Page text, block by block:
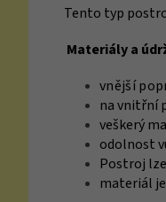
Tento typ
Materiály a
vnější
na vnitřní
veškerý
odolnost
Postroj
materiál